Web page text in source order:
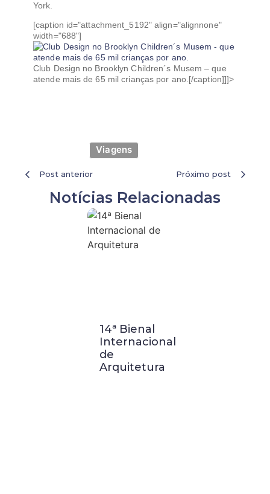
York.
[caption id="attachment_5192" align="alignnone"
width="688"]
Club Design no Brooklyn Children´s Musem – que
atende mais de 65 mil crianças por ano.[/caption]]]>
Viagens
Post anterior Próximo post
Notícias Relacionadas
14ª Bienal
Internacional
de
Arquitetura